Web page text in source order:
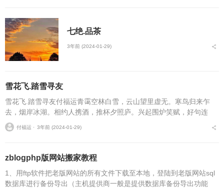
七绝.品茶
3年前 (2024-01-29)
雪花飞.踏雪寻友
雪花飞.踏雪寻友付福运青霭空林白雪，云山望里虚无。寒鸟归来乍
去，烟岸冰湖。相约人携酒，推杯夕照庐。兴起围炉笑赋，好句连
珠。...
付福运 ⋅ 3年前 (2024-01-29)
zblogphp版网站搬家教程
1、用ftp软件把老版网站的所有文件下载至本地，登陆到老版网站sql
数据库进行备份导出（主机提供商一般是提供数据库备份导出功能